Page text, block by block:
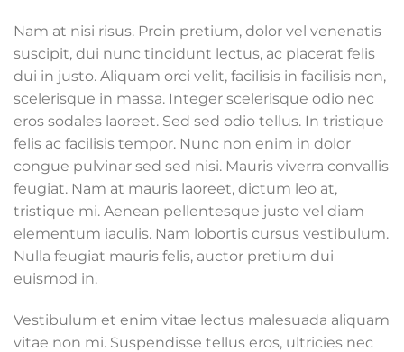
Nam at nisi risus. Proin pretium, dolor vel venenatis
suscipit, dui nunc tincidunt lectus, ac placerat felis
dui in justo. Aliquam orci velit, facilisis in facilisis non,
scelerisque in massa. Integer scelerisque odio nec
eros sodales laoreet. Sed sed odio tellus. In tristique
felis ac facilisis tempor. Nunc non enim in dolor
congue pulvinar sed sed nisi. Mauris viverra convallis
feugiat. Nam at mauris laoreet, dictum leo at,
tristique mi. Aenean pellentesque justo vel diam
elementum iaculis. Nam lobortis cursus vestibulum.
Nulla feugiat mauris felis, auctor pretium dui
euismod in.
Vestibulum et enim vitae lectus malesuada aliquam
vitae non mi. Suspendisse tellus eros, ultricies nec